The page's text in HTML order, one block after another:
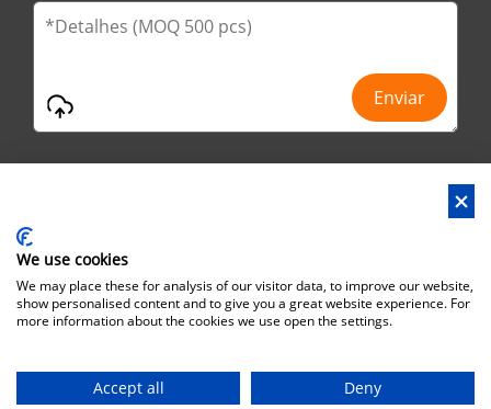
Endereço : No.29 Jinfu 2ª estrada, Huanan Ind Park, cidade de
Liaobu, cidade de Dongguan, província de Guangdong, China
Endereço do escritório : No.6 Zhuangyuan Road, Park Songshan
Direitos autorais©Brothersbox Industrial Co., Ltd. Todos os
We use cookies
We may place these for analysis of our visitor data, to improve our website,
show personalised content and to give you a great website experience. For
more information about the cookies we use open the settings.
Accept all Deny